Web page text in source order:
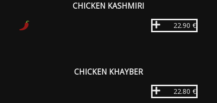
CHICKEN KASHMIRI
22.90 €
CHICKEN KHAYBER
22.80 €